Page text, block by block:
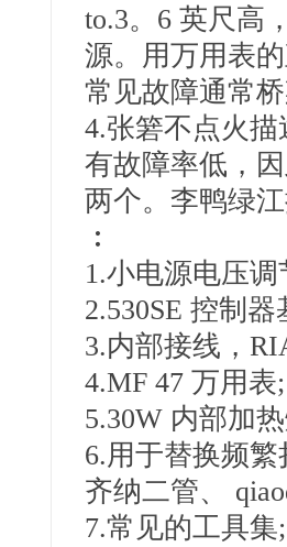
to.3。6 英尺高
源。用万用表
常见故障通常
4.张箬不点火
有故障率低，
两个。李鸭绿
︰
1.小电源电压调
2.530SE 控制器
3.内部接线，
4.MF 47 万用表;
5.30W 内部加
6.用于替换频
齐纳二管、
7.常见的工具集;